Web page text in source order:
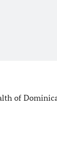
of